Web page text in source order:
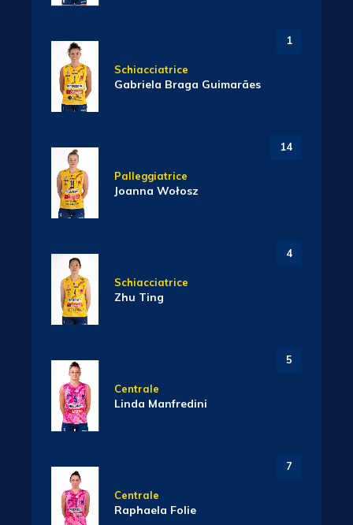
1
Schiacciatrice
Gabriela Braga Guimarães
14
Palleggiatrice
Joanna Wołosz
4
Schiacciatrice
Zhu Ting
5
Centrale
Linda Manfredini
7
Centrale
Raphaela Folie